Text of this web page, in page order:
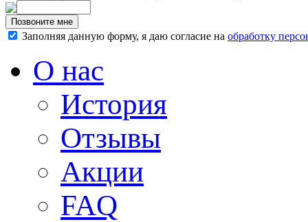
Заполняя данную форму, я даю согласие на обработку
О нас
История
Отзывы
Акции
FAQ